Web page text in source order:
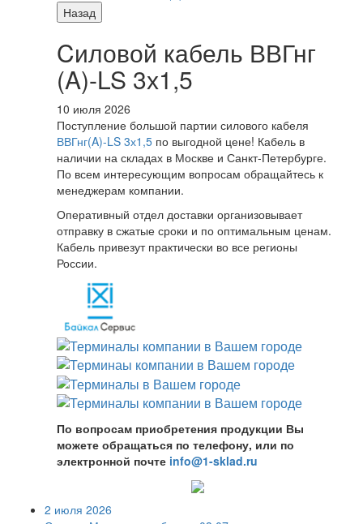
Назад
Cиловой кабель ВВГнг
(A)-LS 3х1,5
10 июля 2026
Поступление большой партии силового кабеля
ВВГнг(A)-LS 3х1,5 по выгодной цене! Кабель в
наличии на складах в Москве и Санкт-Петербурге.
По всем интересующим вопросам обращайтесь к
менеджерам компании.
Оперативный отдел доставки организовывает
отправку в сжатые сроки и по оптимальным ценам.
Кабель привезут практически во все регионы
России.
По вопросам приобретения продукции Вы
можете обращаться по телефону, или по
электронной почте info@1-sklad.ru
2 июля 2026